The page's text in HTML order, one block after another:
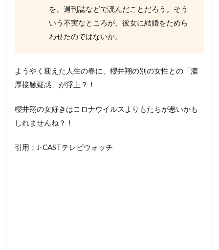
を、週刊誌などで読んだことだろう。そう
いう不実なところが、彼女に結婚をためら
わせたのではないか。
ようやく迎えた人生の春に、櫻井翔の別の女性との「濃
厚接触疑惑」が浮上？！
櫻井翔の女好きはコロナウイルスよりもたちが悪いかも
しれませんね？！
引用：J-CASTテレビウォッチ